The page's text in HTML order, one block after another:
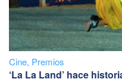
Cine, Premios
‘La La Land’ hace